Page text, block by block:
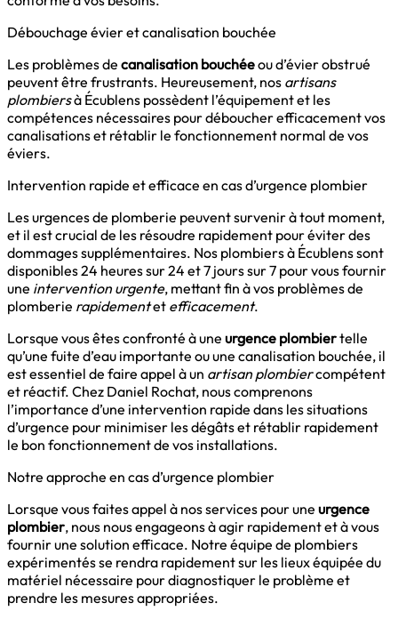
Débouchage évier et canalisation bouchée
Les problèmes de canalisation bouchéeou d’évier obstrué
peuvent être frustrants. Heureusement, nos artisans
plombiersà Écublens possèdent l’équipement et les
compétences nécessaires pour déboucher efficacement vos
canalisations et rétablir le fonctionnement normal de vos
éviers.
Intervention rapide et efficace en cas d’urgence plombier
Les urgences de plomberie peuvent survenir à tout moment,
et il est crucial de les résoudre rapidement pour éviter des
dommages supplémentaires. Nos plombiers à Écublens sont
disponibles 24 heures sur 24 et 7 jours sur 7 pour vous fournir
une intervention urgente, mettant fin à vos problèmes de
plomberie rapidementet efficacement.
Lorsque vous êtes confronté à une urgence plombiertelle
qu’une fuite d’eau importante ou une canalisation bouchée, il
est essentiel de faire appel à un artisan plombiercompétent
et réactif. Chez Daniel Rochat, nous comprenons
l’importance d’une intervention rapide dans les situations
d’urgence pour minimiser les dégâts et rétablir rapidement
le bon fonctionnement de vos installations.
Notre approche en cas d’urgence plombier
Lorsque vous faites appel à nos services pour une urgence
plombier, nous nous engageons à agir rapidement et à vous
fournir une solution efficace. Notre équipe de plombiers
expérimentés se rendra rapidement sur les lieux équipée du
matériel nécessaire pour diagnostiquer le problème et
prendre les mesures appropriées.